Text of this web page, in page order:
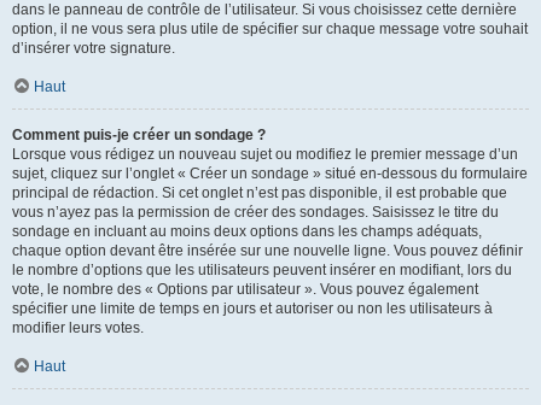
dans le panneau de contrôle de l’utilisateur. Si vous choisissez cette dernière
option, il ne vous sera plus utile de spécifier sur chaque message votre souhait
d’insérer votre signature.
Haut
Comment puis-je créer un sondage ?
Lorsque vous rédigez un nouveau sujet ou modifiez le premier message d’un
sujet, cliquez sur l’onglet « Créer un sondage » situé en-dessous du formulaire
principal de rédaction. Si cet onglet n’est pas disponible, il est probable que
vous n’ayez pas la permission de créer des sondages. Saisissez le titre du
sondage en incluant au moins deux options dans les champs adéquats,
chaque option devant être insérée sur une nouvelle ligne. Vous pouvez définir
le nombre d’options que les utilisateurs peuvent insérer en modifiant, lors du
vote, le nombre des « Options par utilisateur ». Vous pouvez également
spécifier une limite de temps en jours et autoriser ou non les utilisateurs à
modifier leurs votes.
Haut